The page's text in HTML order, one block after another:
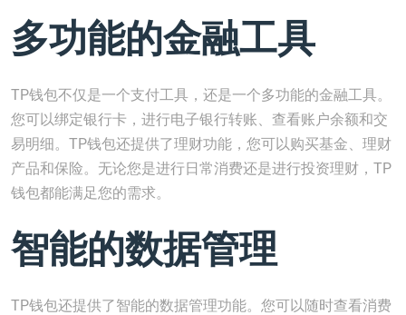
多功能的金融工具
TP钱包不仅是一个支付工具，还是一个多功能的金融工具。
您可以绑定银行卡，进行电子银行转账、查看账户余额和交
易明细。TP钱包还提供了理财功能，您可以购买基金、理财
产品和保险。无论您是进行日常消费还是进行投资理财，TP
钱包都能满足您的需求。
智能的数据管理
TP钱包还提供了智能的数据管理功能。您可以随时查看消费